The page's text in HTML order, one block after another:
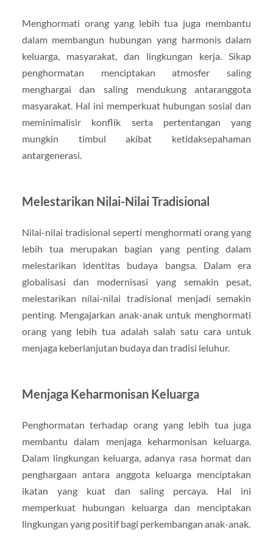
Menghormati orang yang lebih tua juga membantu
dalam membangun hubungan yang harmonis dalam
keluarga, masyarakat, dan lingkungan kerja. Sikap
penghormatan menciptakan atmosfer saling
menghargai dan saling mendukung antaranggota
masyarakat. Hal ini memperkuat hubungan sosial dan
meminimalisir konflik serta pertentangan yang
mungkin timbul akibat ketidaksepahaman
antargenerasi.
Melestarikan Nilai-Nilai Tradisional
Nilai-nilai tradisional seperti menghormati orang yang
lebih tua merupakan bagian yang penting dalam
melestarikan identitas budaya bangsa. Dalam era
globalisasi dan modernisasi yang semakin pesat,
melestarikan nilai-nilai tradisional menjadi semakin
penting. Mengajarkan anak-anak untuk menghormati
orang yang lebih tua adalah salah satu cara untuk
menjaga keberlanjutan budaya dan tradisi leluhur.
Menjaga Keharmonisan Keluarga
Penghormatan terhadap orang yang lebih tua juga
membantu dalam menjaga keharmonisan keluarga.
Dalam lingkungan keluarga, adanya rasa hormat dan
penghargaan antara anggota keluarga menciptakan
ikatan yang kuat dan saling percaya. Hal ini
memperkuat hubungan keluarga dan menciptakan
lingkungan yang positif bagi perkembangan anak-anak.